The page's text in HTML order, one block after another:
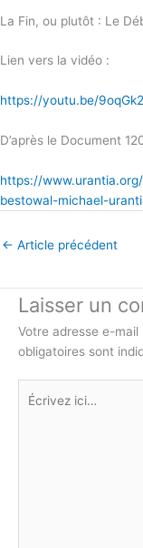
La Fin, ou plutôt : Le
Lien vers la vidéo :
https://youtu.be/
D’après le Document
https://
bestowal-michael-
← Article précédent
Laisser un
Votre adresse e-mail
obligatoires sont
Écrivez
ici…